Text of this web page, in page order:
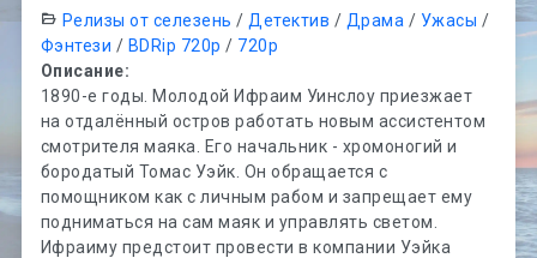
Релизы от селезень / Детектив / Драма / Ужасы /
Фэнтези / BDRip 720p / 720p
Описание:
1890-е годы. Молодой Ифраим Уинслоу приезжает
на отдалённый остров работать новым ассистентом
смотрителя маяка. Его начальник - хромоногий и
бородатый Томас Уэйк. Он обращается с
помощником как с личным рабом и запрещает ему
подниматься на сам маяк и управлять светом.
Ифраиму предстоит провести в компании Уэйка